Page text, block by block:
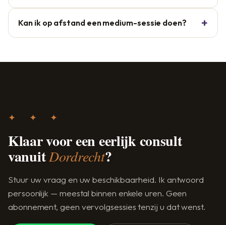
Kan ik op afstand een medium-sessie doen?
✦ ✦ ✦
Klaar voor een eerlijk consult
vanuitDordrecht?
Stuur uw vraag en uw beschikbaarheid. Ik antwoord
persoonlijk — meestal binnen enkele uren. Geen
abonnement, geen vervolgsessies tenzij u dat wenst.